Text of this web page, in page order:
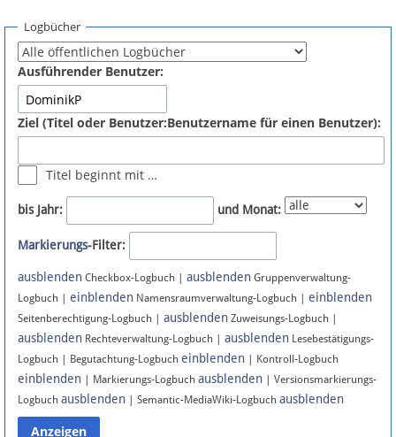
Fördermitglied werden
Fehler melden
Newsletter
Bluesky
Facebook
Instagram
Anmelden
Logbücher
Ausführender Benutzer:
Ziel (Titel oder Benutzer:Benutzername für einen Benutzer):
Titel beginnt mit …
bis Jahr: und Monat:
Markierungs-Filter:
ausblenden Checkbox-Logbuch | ausblenden Gruppenverwaltung-
Logbuch | einblenden Namensraumverwaltung-Logbuch | einblenden
Seitenberechtigung-Logbuch | ausblenden Zuweisungs-Logbuch |
ausblenden Rechteverwaltung-Logbuch | ausblenden Lesebestätigungs-
Logbuch | Begutachtung-Logbuch einblenden | Kontroll-Logbuch
einblenden | Markierungs-Logbuch ausblenden | Versionsmarkierungs-
Logbuch ausblenden | Semantic-MediaWiki-Logbuch ausblenden